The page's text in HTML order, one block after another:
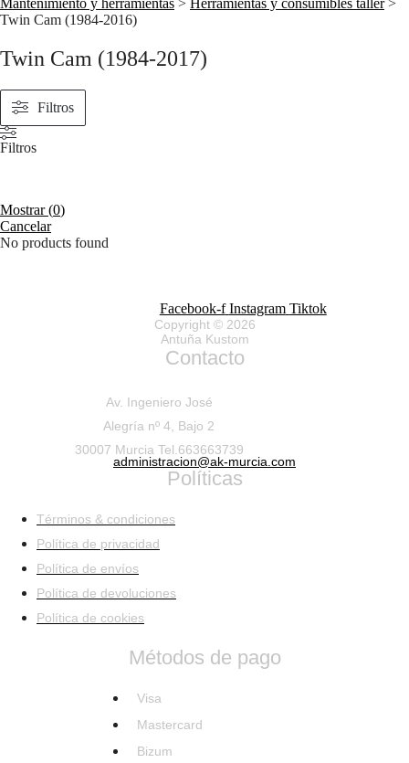
Mantenimiento y herramientas > Herramientas y consumibles taller>
Twin Cam (1984-2016)
Twin Cam (1984-2017)
Filtros
Filtros
Mostrar(0)
Cancelar
No products found
Facebook-f Instagram Tiktok
Copyright © 2026
Antuña Kustom
Contacto
Av. Ingeniero José
Alegría nº 4, Bajo 2
30007 Murcia Tel.663663739
administracion@ak-murcia.com
Políticas
Términos & condiciones
Política de privacidad
Política de envíos
Política de devoluciones
Política de cookies
Métodos de pago
Visa
Mastercard
Bizum